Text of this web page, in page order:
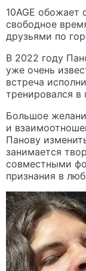
10AGE обожает
свободное
друзьями по
В 2022 году
уже очень
встреча
тренировался в
Большое
и
Панову
занимается
совместными
признания в